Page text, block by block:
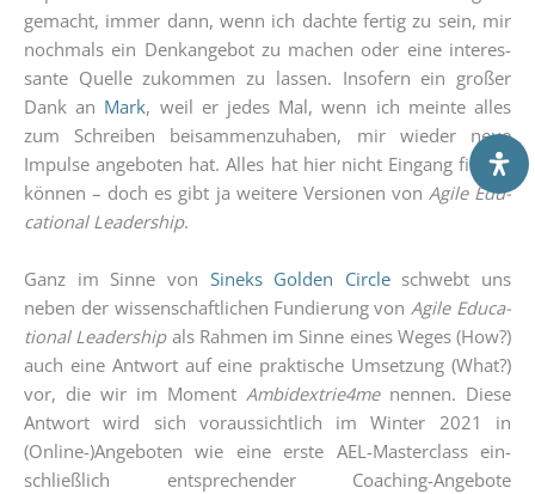
gemacht, immer dann, wenn ich dach­te fer­tig zu sein, mir
noch­mals ein Denk­an­ge­bot zu machen oder eine inter­es­
san­te Quel­le zukom­men zu las­sen. Inso­fern ein gro­ßer
Dank an Mark, weil er jedes Mal, wenn ich mein­te alles
zum Schrei­ben bei­sam­men­zu­ha­ben, mir wie­der neue
Impul­se ange­bo­ten hat. Alles hat hier nicht Ein­gang fin­den
kön­nen – doch es gibt ja wei­te­re Ver­sio­nen von Agi­le Edu­
ca­tio­nal Lea­der­ship.
Ganz im Sin­ne von Sin­eks Gol­den Cir­cleschwebt uns
neben der wis­sen­schaft­li­chen Fun­die­rung von Agi­le Edu­ca­
tio­nal Lea­der­shipals Rah­men im Sin­ne eines Weges (How?)
auch eine Ant­wort auf eine prak­ti­sche Umset­zung (What?)
vor, die wir im Moment Ambidextrie4menen­nen. Die­se
Ant­wort wird sich vor­aus­sicht­lich im Win­ter 2021 in
(Online-)Angeboten wie eine ers­te AEL-Mas­ter­class ein­
schließ­lich ent­spre­chen­der Coa­ching-Ange­bo­te